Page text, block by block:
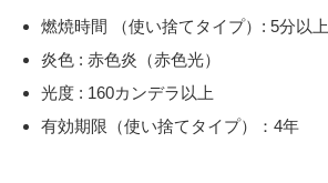
燃焼時間 （使い捨てタイプ）: 5分以上
炎色 : 赤色炎（赤色光）
光度 : 160カンデラ以上
有効期限（使い捨てタイプ）：4年